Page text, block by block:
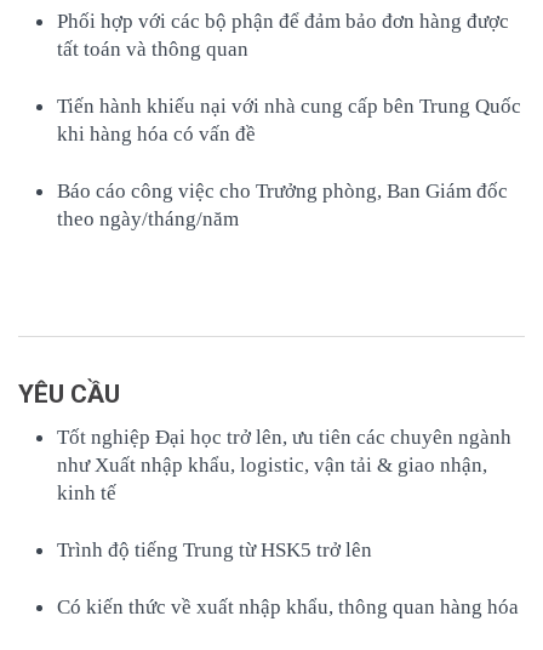
Phối hợp với các bộ phận để đảm bảo đơn hàng được
tất toán và thông quan
Tiến hành khiếu nại với nhà cung cấp bên Trung Quốc
khi hàng hóa có vấn đề
Báo cáo công việc cho Trưởng phòng, Ban Giám đốc
theo ngày/tháng/năm
YÊU CẦU
Tốt nghiệp Đại học trở lên, ưu tiên các chuyên ngành
như Xuất nhập khẩu, logistic, vận tải & giao nhận,
kinh tế
Trình độ tiếng Trung từ HSK5 trở lên
Có kiến thức về xuất nhập khẩu, thông quan hàng hóa